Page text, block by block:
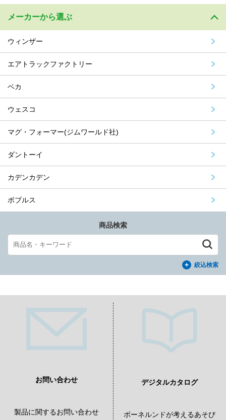
メーカーから選ぶ
ウィンザー
エアトラックファクトリー
ベカ
ウェスコ
マグ・フォーマー(ジムワールド社)
ダントーイ
カデンカデン
ボブルス
商品検索
絞込検索
お問い合わせ
製品に関するお問い合わせ
デジタルカタログ
ボーネルンドが考えるあそび